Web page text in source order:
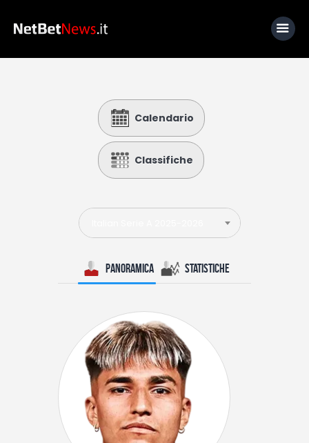
Calcio
Basket
Tennis
Lo Sapevi Che
I consigli di Giulia
Calendario
Classifiche
Panoramica Statistiche